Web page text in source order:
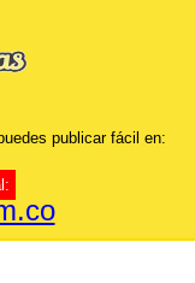
publicar fácil en: